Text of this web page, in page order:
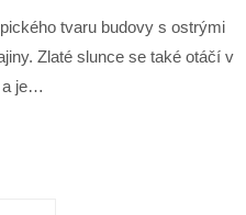
tvaru budovy s ostrými
Zlaté slunce se také otáčí v
a je…